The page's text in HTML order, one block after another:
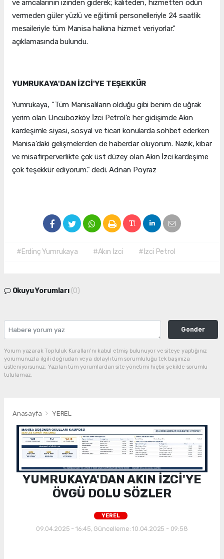
ve amcalarının izinden giderek; kaliteden, hizmetten ödün
vermeden güler yüzlü ve eğitimli personelleriyle 24 saatlik
mesaileriyle tüm Manisa halkına hizmet veriyorlar."
açıklamasında bulundu.
YUMRUKAYA'DAN İZCİ'YE TEŞEKKÜR
Yumrukaya, "Tüm Manisalıların olduğu gibi benim de uğrak
yerim olan Uncubozköy İzci Petrol'e her gidişimde Akın
kardeşimle siyasi, sosyal ve ticari konularda sohbet ederken
Manisa'daki gelişmelerden de haberdar oluyorum. Nazik, kibar
ve misafirperverlikte çok üst düzey olan Akın İzci kardeşime
çok teşekkür ediyorum." dedi. Adnan Poyraz
#Erdinç Yumrukaya #Akın İzci #İzci Petrol
Okuyu Yorumları (0)
Gonder
Yorum yazarak Topluluk Kuralları’nı kabul etmiş bulunuyor ve siteye yaptığınız
yorumunuzla ilgili doğrudan veya dolaylı tüm sorumluluğu tek başınıza
üstleniyorsunuz. Yazılan tüm yorumlardan site yönetimi hiçbir şekilde sorumlu
tutulamaz.
Anasayfa YEREL
YUMRUKAYA'DAN AKIN İZCİ'YE
ÖVGÜ DOLU SÖZLER
YEREL
09.04.2025 - 16:45, Güncelleme: 10.04.2025 - 09:58